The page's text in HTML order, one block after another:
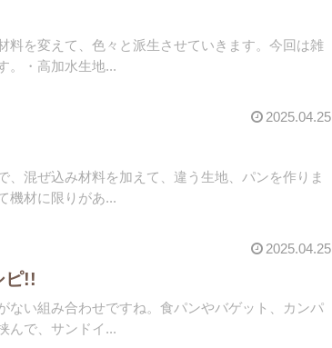
料を変えて、色々と派生させていきます。今回は雑
。・高加水生地...
2025.04.25
、混ぜ込み材料を加えて、違う生地、パンを作りま
機材に限りがあ...
2025.04.25
ピ!!
ない組み合わせですね。食パンやバゲット、カンパ
んで、サンドイ...